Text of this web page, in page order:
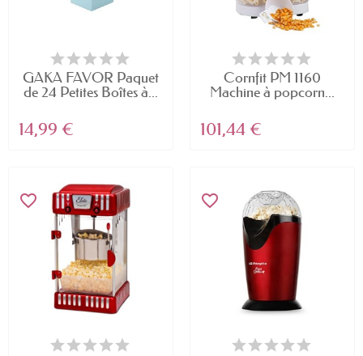
GAKA FAVOR Paquet
de 24 Petites Boîtes à...
14,99 €
Cornfit PM 1160
Machine à popcorn...
101,44 €
favorite_border favorite_border